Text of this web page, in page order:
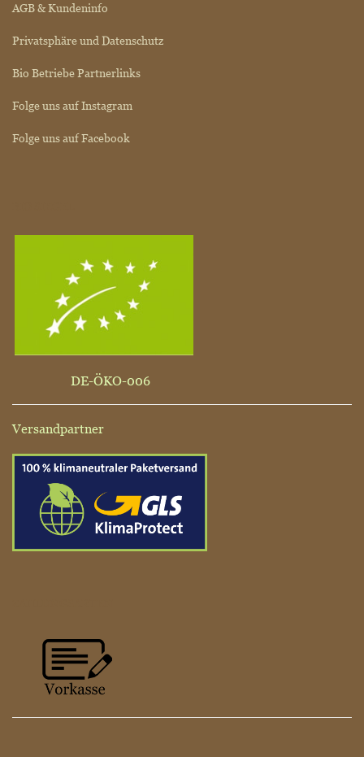
AGB & Kundeninfo
Privatsphäre und Datenschutz
Bio Betriebe Partnerlinks
Folge uns auf Instagram
Folge uns auf Facebook
DE-ÖKO-006
Versandpartner